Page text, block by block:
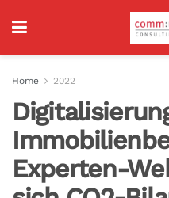
Home 2022
Experten-